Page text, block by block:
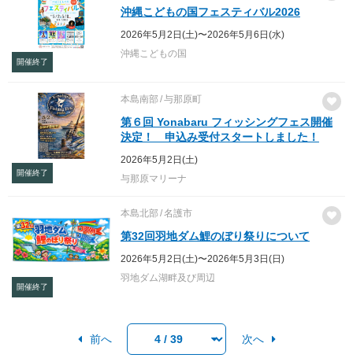
開催終了
沖縄こどもの国フェスティバル2026
2026年5月2日(土)〜2026年5月6日(水)
沖縄こどもの国
開催終了
本島南部 与那原町
第６回 Yonabaru フィッシングフェス開催
決定！ 申込み受付スタートしました！
2026年5月2日(土)
与那原マリーナ
開催終了
本島北部 名護市
第32回羽地ダム鯉のぼり祭りについて
2026年5月2日(土)〜2026年5月3日(日)
羽地ダム湖畔及び周辺
前へ 次へ